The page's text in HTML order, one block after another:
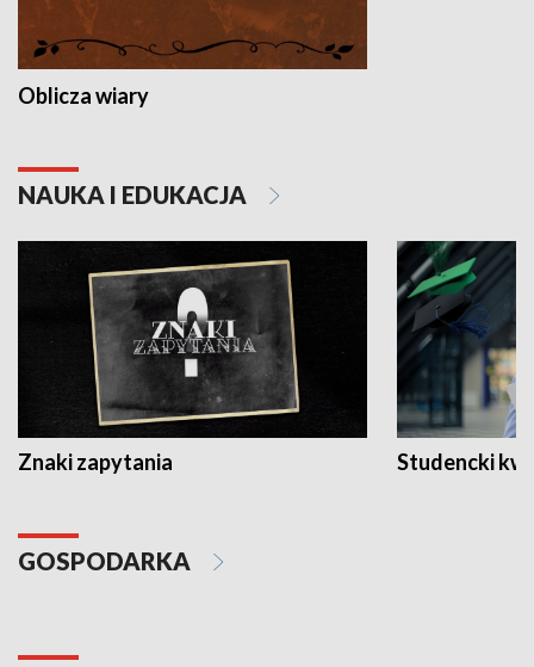
Oblicza wiary
NAUKA I EDUKACJA
Znaki zapytania Studencki
GOSPODARKA